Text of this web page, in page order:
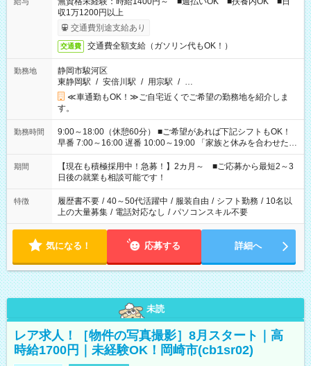
収1万1200円以上
交通費別途支給あり
交通費 交通費全額支給（ガソリン代もOK！）
勤務地
静岡市駿河区
東静岡駅 / 安倍川駅 / 用宗駅 / …
≪車通勤もOK！≫ご自宅近くでご希望の勤務地を紹介しま
す。
勤務時間
9:00～18:00（休憩60分） ■ご希望があれば下記シフトもOK！
早番 7:00～16:00 遅番 10:00～19:00 「家族と休みを合わせた
い」 「余裕を持って夕飯の準備がしたい」 「できれば残業はし
たくない」 など、ご希望を教えてくださいね。 ※Wワーク希望
の方へ 今ご覧のお仕事で希望する勤務時間と、もう1つのお仕事
の勤務時間。 合計で週40時間を超える場合は応募できません。
期間
【現在も積極採用中！急募！】2カ月～ ■ご応募から最短2～3
日後の就業も相談可能です！
特徴 履歴書不要 / 40～50代活躍中 / 服装自由 / シフト勤務 / 10名以
上の大量募集 / 電話対応なし / パソコンスキル不要
気になる！ 応募する 詳細へ
未読
レア求人！［物件の写真撮影］8月スタート｜高
時給1700円｜未経験OK！岡崎市(cb1sr02)